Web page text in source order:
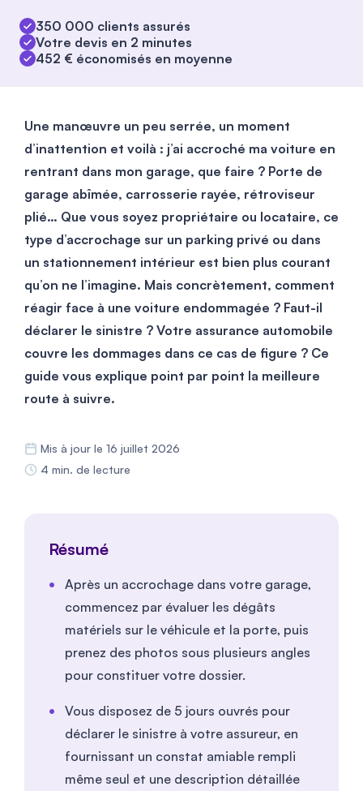
350 000 clients assurés
Votre devis en 2 minutes
452 € économisés en moyenne
Une manœuvre un peu serrée, un moment
d’inattention et voilà : j’ai accroché ma voiture en
rentrant dans mon garage, que faire ? Porte de
garage abîmée, carrosserie rayée, rétroviseur
plié… Que vous soyez propriétaire ou locataire, ce
type d’accrochage sur un parking privé ou dans
un stationnement intérieur est bien plus courant
qu’on ne l’imagine. Mais concrètement, comment
réagir face à une voiture endommagée ? Faut-il
déclarer le sinistre ? Votre assurance automobile
couvre les dommages dans ce cas de figure ? Ce
guide vous explique point par point la meilleure
route à suivre.
Mis à jour le 16 juillet 2026
4 min. de lecture
Résumé
Après un accrochage dans votre garage,
commencez par évaluer les dégâts
matériels sur le véhicule et la porte, puis
prenez des photos sous plusieurs angles
pour constituer votre dossier.
Vous disposez de 5 jours ouvrés pour
déclarer le sinistre à votre assureur, en
fournissant un constat amiable rempli
même seul et une description détaillée